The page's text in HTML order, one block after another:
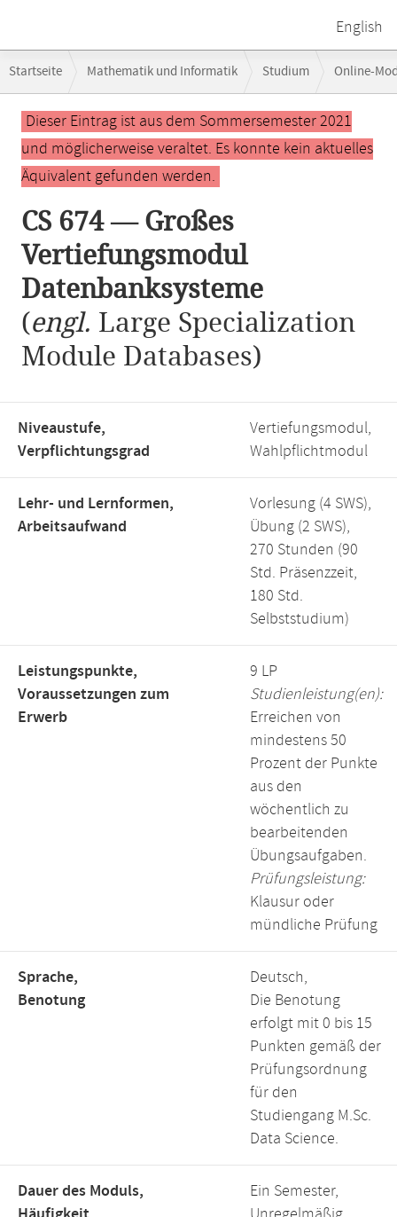
English
Navigation
Startseite Mathematik und Informatik Studium Online-
CS 674 — Großes Vertiefungsmodul Datenbanksysteme
Hauptinhalt
Dieser Eintrag ist aus dem Sommersemester 2021
und möglicherweise veraltet. Es konnte kein aktuelles
Äquivalent gefunden werden.
CS 674 — Großes
Vertiefungsmodul
Datenbanksysteme
(engl. Large Specialization
Module Databases)
Niveaustufe,
Verpflichtungsgrad
Vertiefungsmodul,
Wahlpflichtmodul
Lehr- und Lernformen,
Arbeitsaufwand
Vorlesung (4 SWS),
Übung (2 SWS),
270 Stunden (90
Std. Präsenzzeit,
180 Std.
Selbststudium)
Leistungspunkte,
Voraussetzungen zum
Erwerb
9 LP
Studienleistung(en):
Erreichen von
mindestens 50
Prozent der Punkte
aus den
wöchentlich zu
bearbeitenden
Übungsaufgaben.
Prüfungsleistung:
Klausur oder
mündliche Prüfung
Sprache,
Benotung
Deutsch,
Die Benotung
erfolgt mit 0 bis 15
Punkten gemäß der
Prüfungsordnung
für den
Studiengang M.Sc.
Data Science.
Dauer des Moduls,
Ein Semester,